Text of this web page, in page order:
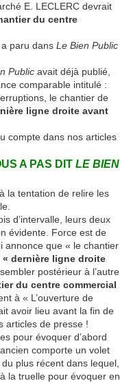
E. LECLERC devrait
du centre
paru dans Le Bien Public
Public avait déjà publié,
comparable intitulé :
le chantier de
ligne droite avant
compte dans nos articles
A PAS DIT LE BIEN
la tentation de relire les
d’intervalle, leurs deux
évidente. Force est de
annonce que « le chantier
« dernière ligne droite
postérieur à l’autre
du centre commercial
à « L’ouverture de
avoir lieu avant la fin de
articles de presse !
pour évoquer d’abord
comporte un volet
plus récent dans lequel,
la truelle pour évoquer en